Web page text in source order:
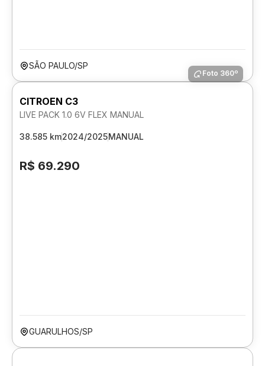
SÃO PAULO/SP
Foto 360º
CITROEN C3
LIVE PACK 1.0 6V FLEX MANUAL
38.585 km2024/2025MANUAL
R$ 69.290
GUARULHOS/SP